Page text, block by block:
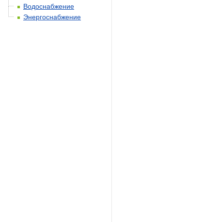
Водоснабжение
Энергоснабжение